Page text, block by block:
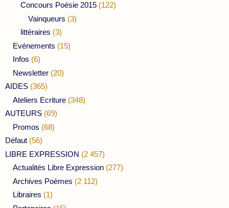
Concours Poésie 2015 (122)
Vainqueurs (3)
littéraires (3)
Evénements (15)
Infos (6)
Newsletter (20)
AIDES (365)
Ateliers Ecriture (348)
AUTEURS (69)
Promos (68)
Défaut (56)
LIBRE EXPRESSION (2 457)
Actualités Libre Expression (277)
Archives Poèmes (2 112)
Libraires (1)